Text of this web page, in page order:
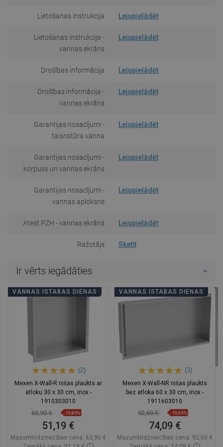
Lietošanas instrukcija Lejupielādēt
Lietošanas instrukcija -
vannas ekrāns
Lejupielādēt
Drošības informācija Lejupielādēt
Drošības informācija -
vannas ekrāns
Lejupielādēt
Garantijas nosacījumi -
taisnstūra vanna
Lejupielādēt
Garantijas nosacījumi -
korpuss un vannas ekrāns
Lejupielādēt
Garantijas nosacījumi -
vannas aploksne
Lejupielādēt
Atest PZH - vannas ekrāns Lejupielādēt
Ražotājs Skatīt
Ir vērts iegādāties
VANNAS ISTABAS DIENAS
(2)
Mexen X-Wall-R nišas plaukts ar
atloku 30 x 30 cm, inox -
1910303010
63,90 € -19,89%
51,19 €
Mazumtirdzniecības cena: 63,90 €
VANNAS ISTABAS DIENAS
(3)
Mexen X-Wall-NR nišas plaukts
bez atloka 60 x 30 cm, inox -
1911603010
92,60 € -19,99%
74,09 €
Mazumtirdzniecības cena: 92,60 €